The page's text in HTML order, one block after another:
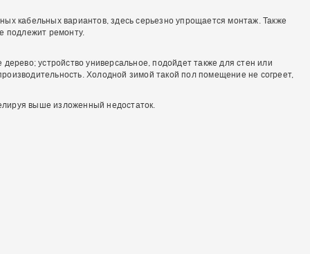
кабельных вариантов, здесь серьезно упрощается монтаж. Также
подлежит ремонту.
устройство универсальное, подойдет также для стен или
Холодной зимой такой пол помещение не согреет,
выше изложенный недостаток.